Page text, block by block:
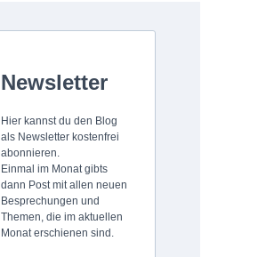
Newsletter
Hier kannst du den Blog
als Newsletter kostenfrei
abonnieren.
Einmal im Monat gibts
dann Post mit allen neuen
Besprechungen und
Themen, die im aktuellen
Monat erschienen sind.